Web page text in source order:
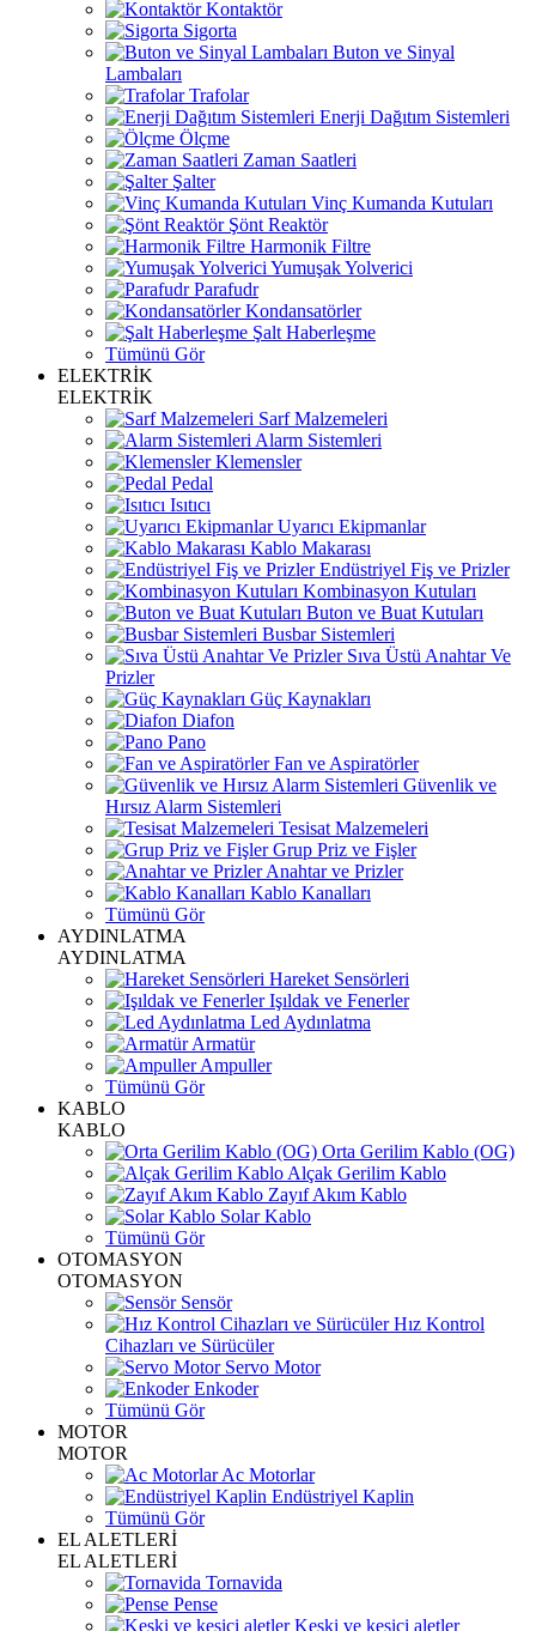
Kontaktör
Sigorta
Buton ve Sinyal
Lambaları
Trafolar
Enerji Dağıtım Sistemleri
Ölçme
Zaman Saatleri
Şalter
Vinç Kumanda Kutuları
Şönt Reaktör
Harmonik Filtre
Yumuşak Yolverici
Parafudr
Kondansatörler
Şalt Haberleşme
Tümünü Gör
ELEKTRİK
ELEKTRİK
Sarf Malzemeleri
Alarm Sistemleri
Klemensler
Pedal
Isıtıcı
Uyarıcı Ekipmanlar
Kablo Makarası
Endüstriyel Fiş ve Prizler
Kombinasyon Kutuları
Buton ve Buat Kutuları
Busbar Sistemleri
Sıva Üstü Anahtar Ve
Prizler
Güç Kaynakları
Diafon
Pano
Fan ve Aspiratörler
Güvenlik ve
Hırsız Alarm Sistemleri
Tesisat Malzemeleri
Grup Priz ve Fişler
Anahtar ve Prizler
Kablo Kanalları
Tümünü Gör
AYDINLATMA
AYDINLATMA
Hareket Sensörleri
Işıldak ve Fenerler
Led Aydınlatma
Armatür
Ampuller
Tümünü Gör
KABLO
KABLO
Orta Gerilim Kablo (OG)
Alçak Gerilim Kablo
Zayıf Akım Kablo
Solar Kablo
Tümünü Gör
OTOMASYON
OTOMASYON
Sensör
Hız Kontrol
Cihazları ve Sürücüler
Servo Motor
Enkoder
Tümünü Gör
MOTOR
MOTOR
Ac Motorlar
Endüstriyel Kaplin
Tümünü Gör
EL ALETLERİ
EL ALETLERİ
Tornavida
Pense
Keski ve kesici aletler